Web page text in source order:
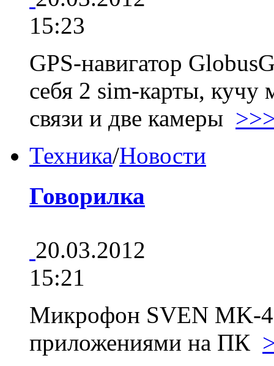
15:23
GPS-навигатор
себя 2 sim-карты, кучу
связи и две камеры
Техника/Новости
Говорилка
20.03.2012
15:21
Микрофон SVEN MK-
приложениями на ПК